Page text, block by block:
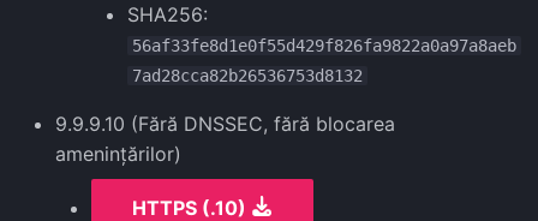
SHA256:
56af33fe8d1e0f55d429f826fa9822a0a97a8aeb
7ad28cca82b26536753d8132
9.9.9.10 (Fără DNSSEC, fără blocarea
amenințărilor)
HTTPS (.10)